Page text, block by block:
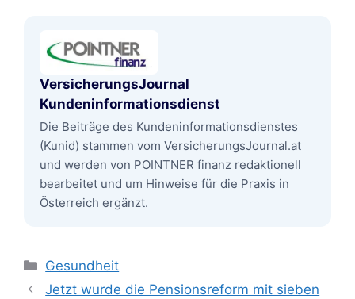
VersicherungsJournal
Kundeninformationsdienst
Die Beiträge des Kundeninformationsdienstes
(Kunid) stammen vom VersicherungsJournal.at
und werden von POINTNER finanz redaktionell
bearbeitet und um Hinweise für die Praxis in
Österreich ergänzt.
Kategorien
Gesundheit
Jetzt wurde die Pensionsreform mit sieben